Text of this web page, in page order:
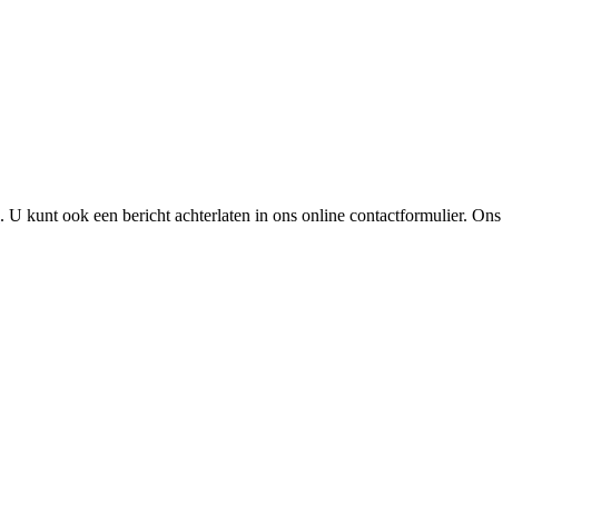
. U kunt ook een bericht achterlaten in ons online contactformulier. Ons